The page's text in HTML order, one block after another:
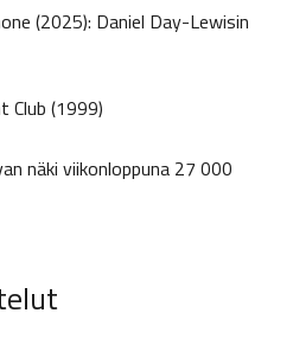
(2025): Daniel Day-Lewisin
Club (1999)
näki viikonloppuna 27 000